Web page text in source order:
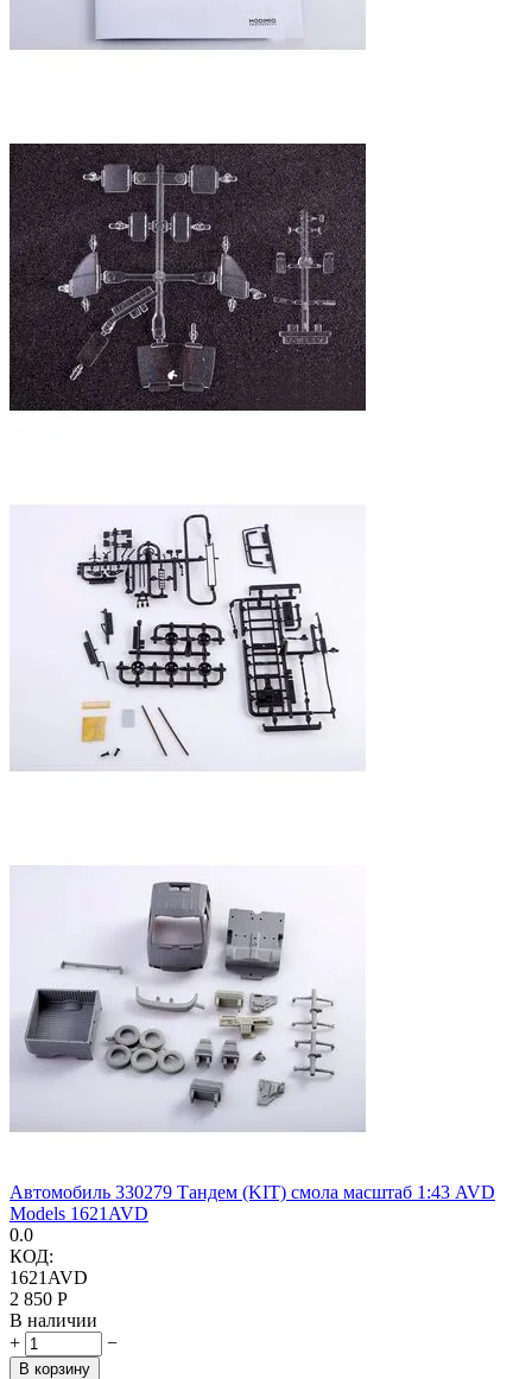
Автомобиль 330279 Тандем (KIT) смола масштаб 1:43 AVD
Models 1621AVD
0.0
КОД:
1621AVD
2 850 Р
В наличии
+
−
В корзину